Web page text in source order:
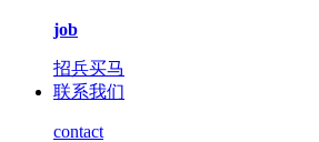
job
招兵买马
联系我们
contact